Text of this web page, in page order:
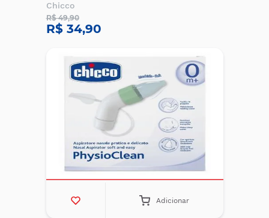
Chicco
R$ 49,90
R$ 34,90
Adicionar